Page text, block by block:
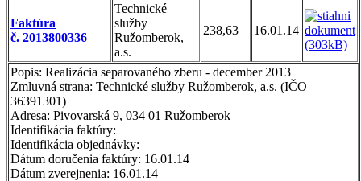
Faktúra
č. 2013800336
Technické
služby
Ružomberok,
a.s.
238,63 16.01.14
Popis: Realizácia separovaného zberu - december 2013
Zmluvná strana: Technické služby Ružomberok, a.s. (IČO
36391301)
Adresa: Pivovarská 9, 034 01 Ružomberok
Identifikácia faktúry:
Identifikácia objednávky:
Dátum doručenia faktúry: 16.01.14
Dátum zverejnenia: 16.01.14